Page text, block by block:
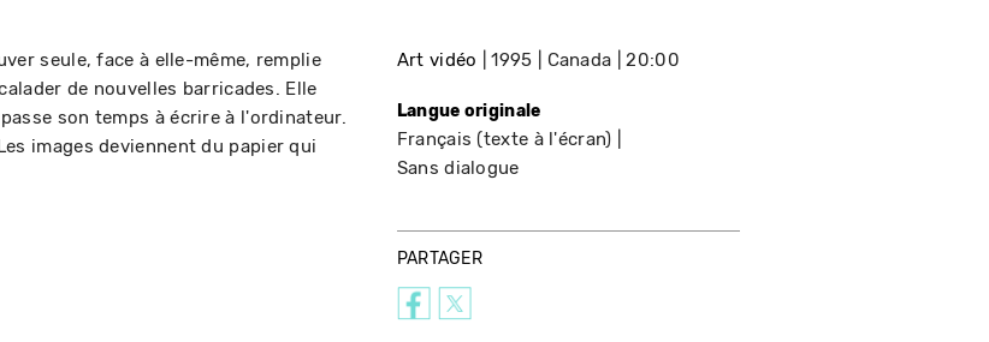
seule, face à elle-même, remplie
de nouvelles barricades. Elle
son temps à écrire à l'ordinateur.
images deviennent du papier qui
Art vidéo 1995 Canada 20:00
Langue originale
Français (texte à l'écran)
Sans dialogue
PARTAGER